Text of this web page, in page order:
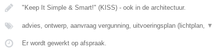
"Keep It Simple & Smart!" (KISS) - ook in de architectuur.
advies, ontwerp, aanvraag vergunning, uitvoeringsplan (lichtplan, ▼
Er wordt gewerkt op afspraak.